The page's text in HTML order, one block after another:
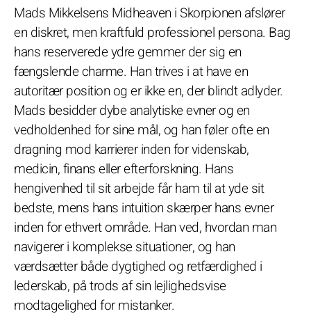
Mads Mikkelsens Midheaven i Skorpionen afslører
en diskret, men kraftfuld professionel persona. Bag
hans reserverede ydre gemmer der sig en
fængslende charme. Han trives i at have en
autoritær position og er ikke en, der blindt adlyder.
Mads besidder dybe analytiske evner og en
vedholdenhed for sine mål, og han føler ofte en
dragning mod karrierer inden for videnskab,
medicin, finans eller efterforskning. Hans
hengivenhed til sit arbejde får ham til at yde sit
bedste, mens hans intuition skærper hans evner
inden for ethvert område. Han ved, hvordan man
navigerer i komplekse situationer, og han
værdsætter både dygtighed og retfærdighed i
lederskab, på trods af sin lejlighedsvise
modtagelighed for mistanker.